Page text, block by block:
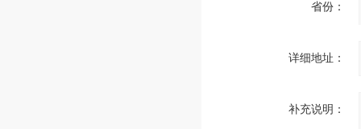
省份：
详细地址：
补充说明：